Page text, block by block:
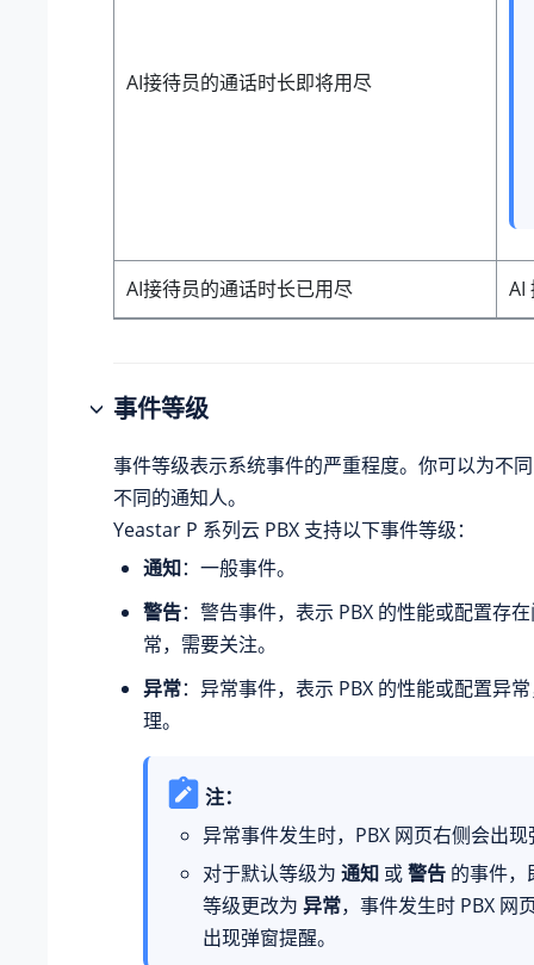
AI接待员的通话时长即将用尽
AI接待员的通话时长已用尽 AI
事件等级
事件等级表示系统事件的严重程度。你可以为不
不同的通知人。
Yeastar P 系列云 PBX 支持以下事件等级：
通知：一般事件。
警告：警告事件，表示 PBX 的性能或配置存
常，需要关注。
异常：异常事件，表示 PBX 的性能或配置异
理。
注：
异常事件发生时，PBX 网页右侧会出
对于默认等级为 通知或警告的事件，
等级更改为 异常，事件发生时 PBX 网
出现弹窗提醒。